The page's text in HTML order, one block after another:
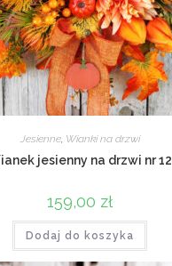
Jesienne, Wianki na drzwi
jesienny na drzwi nr 12
159,00 zł
Dodaj do koszyka